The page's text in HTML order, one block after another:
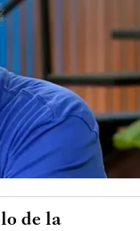
de la